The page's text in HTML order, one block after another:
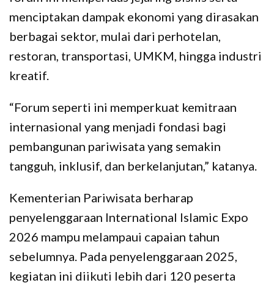
menciptakan dampak ekonomi yang dirasakan
berbagai sektor, mulai dari perhotelan,
restoran, transportasi, UMKM, hingga industri
kreatif.
“Forum seperti ini memperkuat kemitraan
internasional yang menjadi fondasi bagi
pembangunan pariwisata yang semakin
tangguh, inklusif, dan berkelanjutan,” katanya.
Kementerian Pariwisata berharap
penyelenggaraan International Islamic Expo
2026 mampu melampaui capaian tahun
sebelumnya. Pada penyelenggaraan 2025,
kegiatan ini diikuti lebih dari 120 peserta